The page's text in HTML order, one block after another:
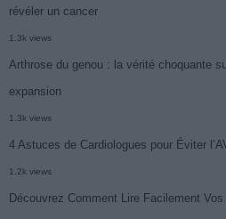
révéler un cancer
1.3k views
Arthrose du genou : la vérité choquante
expansion
1.3k views
4 Astuces de Cardiologues pour Éviter
1.2k views
Découvrez Comment Lire Facilement